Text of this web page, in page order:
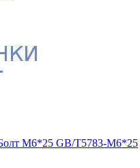
М6*25 GB/T5783-M6*25